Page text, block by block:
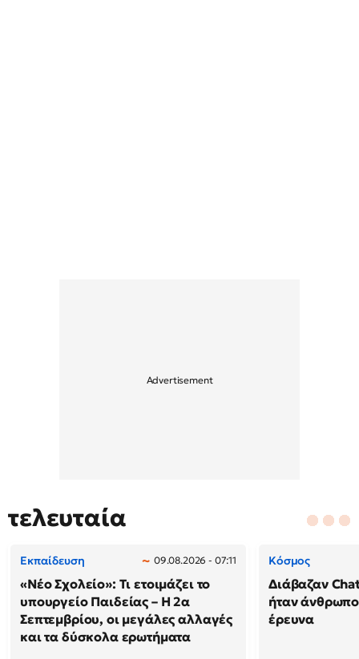
τελευταία
Εκπαίδευση 09.08.2026 - 07:11
«Νέο Σχολείο»: Τι ετοιμάζει το
υπουργείο Παιδείας – Η 2α
Σεπτεμβρίου, οι μεγάλες αλλαγές
και τα δύσκολα ερωτήματα
Κόσμος
Διάβαζαν
ήταν
έρευνα